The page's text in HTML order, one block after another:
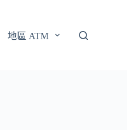
地區 ATM